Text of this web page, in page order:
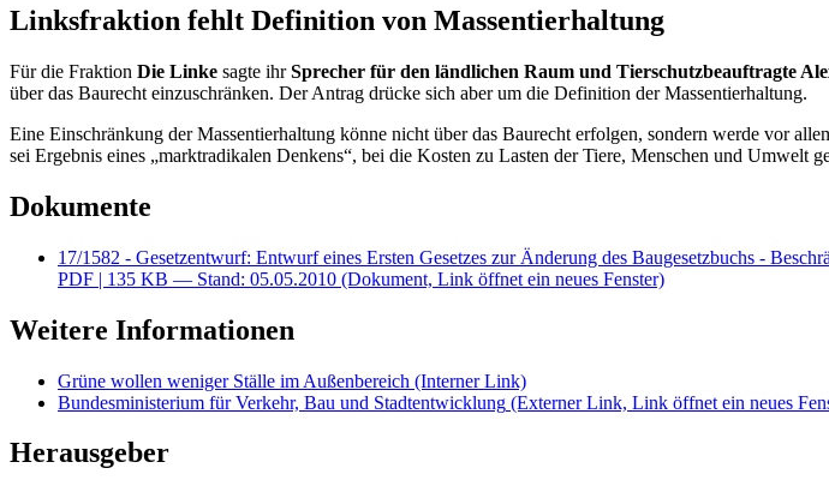
Linksfraktion fehlt Definition von Massentierhaltung
Für die Fraktion Die Linke sagte ihrSprecher für den ländlichen Raum und Tierschutzbeauftragte
über das Baurecht einzuschränken. Der Antrag drücke sich aber um die Definition der Massentierhaltung.
Eine Einschränkung der Massentierhaltung könne nicht über das Baurecht erfolgen, sondern werde vor
sei Ergebnis eines „marktradikalen Denkens“, bei die Kosten zu Lasten der Tiere, Menschen und Umwelt
Dokumente
17/1582 - Gesetzentwurf: Entwurf eines Ersten Gesetzes zur Änderung des Baugesetzbuchs -
PDF | 135 KB — Stand: 05.05.2010 (Dokument, Link öffnet ein neues Fenster)
Weitere Informationen
Grüne wollen weniger Ställe im Außenbereich (Interner Link)
Bundesministerium für Verkehr, Bau und Stadtentwicklung (Externer Link, Link öffnet ein neues
Herausgeber